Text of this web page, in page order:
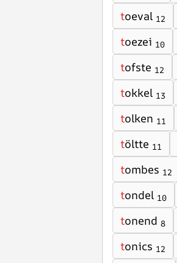
toeval 12
toezei 10
tofste 12
tokkel 13
tolken 11
töltte 11
tombes 12
tondel 10
tonend 8
tonics 12